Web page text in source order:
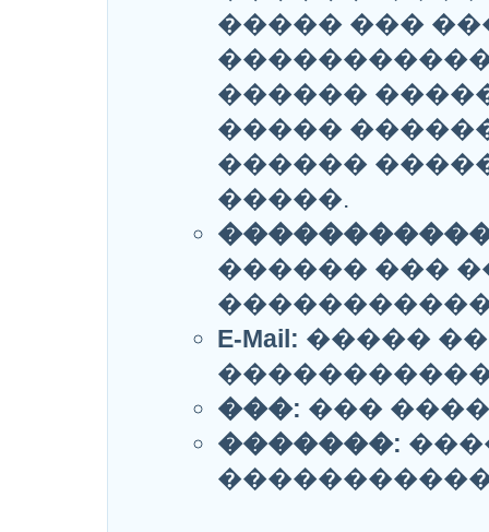
����� ���
������
�����
������
�����.
������ ���
E-Mail: �����
���: ���
�������: